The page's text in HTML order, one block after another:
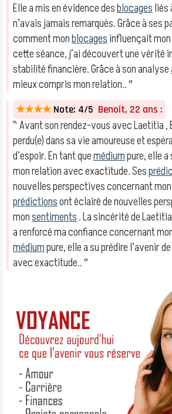
Elle a mis en évidence desblocagesliés
n’avais jamais remarqués. Grâce à ses
comment monblocagesinfluençait
cette séance, j’ai découvert une vérité
stabilité financière. Grâce à son analyse
mieux compris mon relation.. ″
★★★★ Note: 4/5 Benoît, 22 ans :
‶ Avant son rendez-vous avec Laetitia ,
perdu(e) dans sa vie amoureuse et
d’espoir. En tant quemédiumpure, elle a
mon relation avec exactitude. Ses
nouvelles perspectives concernant mon
prédictionsont éclairé de nouvelles
monsentiments. La sincérité de
a renforcé ma confiance concernant
médiumpure, elle a su prédire l’avenir
avec exactitude.. ″